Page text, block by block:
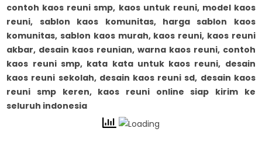
contoh kaos reuni smp, kaos untuk reuni, model kaos
reuni, sablon kaos komunitas, harga sablon kaos
komunitas, sablon kaos murah, kaos reuni, kaos reuni
akbar, desain kaos reunian, warna kaos reuni, contoh
kaos reuni smp, kata kata untuk kaos reuni, desain
kaos reuni sekolah, desain kaos reuni sd, desain kaos
reuni smp keren, kaos reuni online siap kirim ke
seluruh indonesia